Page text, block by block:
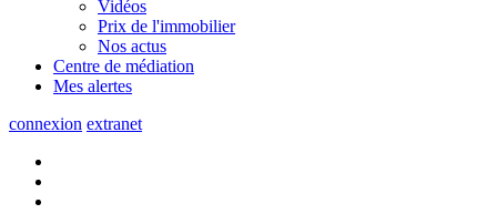
Vidéos
Prix de l'immobilier
Nos actus
Centre de médiation
Mes alertes
connexion extranet